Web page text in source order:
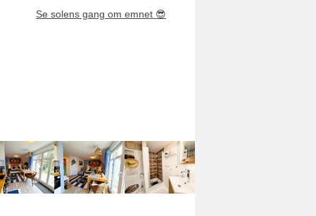
Se solens gang om emnet 😎